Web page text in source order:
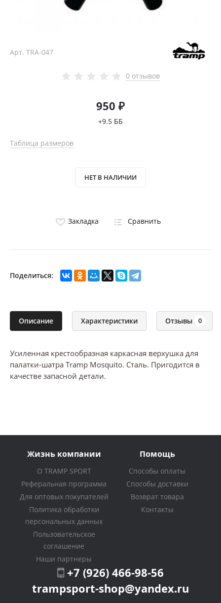
Арт. TRA-047
0 отзывов
950 ₽
+9.5 ББ
Таблица размеров
НЕТ В НАЛИЧИИ
Закладка Сравнить
Поделиться:
Описание Характеристики Отзывы 0
Усиленная крестообразная каркасная верхушка для
палатки-шатра Tramp Mosquito. Сталь. Пригодится в
качестве запасной детали.
Жизнь компании
О TRAMP SPORT
Реферальная программа
Для оптовых покупателей
Политика обработки
персональных данных
Пользовательское
соглашение
Наши партнеры
Помощь
Способы оплаты
Способы доставки
Возврат товара
Контакты
+7 (926) 466-98-56
trampsport-shop@yandex.ru